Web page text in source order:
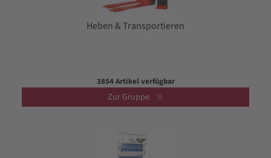
Heben & Transportieren
3854 Artikel verfügbar
Zur Gruppe